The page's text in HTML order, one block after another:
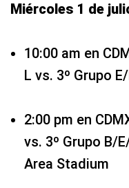
Miércoles 1 de
10:00 am en
L vs. 3º Grupo
2:00 pm en
vs. 3º Grupo B/
Area Stadium